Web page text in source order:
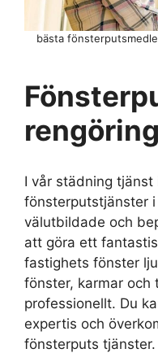
bästa
rengöring
I vår städning tjänst
fönsterputstjänster
välutbildade och
att göra ett
fastighets fönster
fönster, karmar och
professionellt. Du
expertis och
fönsterputs tjänster.